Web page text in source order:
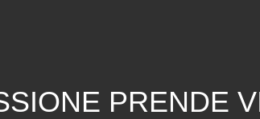
PRENDE